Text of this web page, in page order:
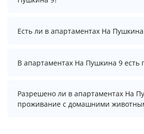
актуальные цены на проживание,
Заезд возможен после 14:00, а
осуществить до 12:00.
Есть ли в апартаментах На
В апартаментах На Пушкина 9 нет
В апартаментах На Пушкина 9 есть
В апартаментах На Пушкина 9 есть
уточните информацию перед
менеджера, возможно, услуга
Разрешено ли в апартаментах На
проживание с домашними